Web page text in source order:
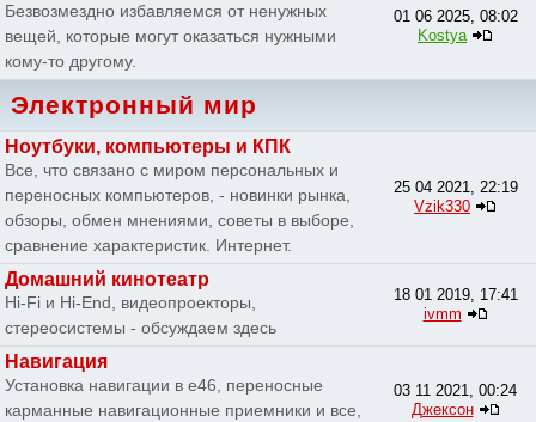
Безвозмездно избавляемся от ненужных
вещей, которые могут оказаться нужными
кому-то другому.
01 06 2025, 08:02
Kostya
Электронный мир
Ноутбуки, компьютеры и КПК
Все, что связано с миром персональных и
переносных компьютеров, - новинки рынка,
обзоры, обмен мнениями, советы в выборе,
сравнение характеристик. Интернет.
25 04 2021, 22:19
Vzik330
Домашний кинотеатр
Hi-Fi и Hi-End, видеопроекторы,
стереосистемы - обсуждаем здесь
18 01 2019, 17:41
ivmm
Навигация
Установка навигации в e46, переносные
карманные навигационные приемники и все,
03 11 2021, 00:24
Джексон